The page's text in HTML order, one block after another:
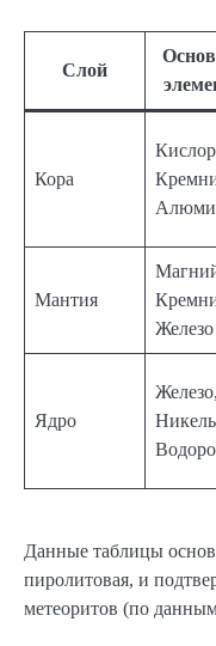
Слой
Кора
Мантия
Железо
Ядро
Железо,
Данные таблицы
пиролитовая, и
метеоритов (по